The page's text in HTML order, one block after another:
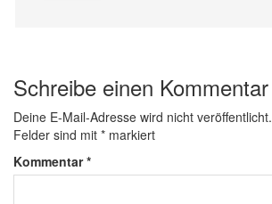
Schreibe einen Kommentar
Deine E-Mail-Adresse wird nicht veröffentlicht.
Felder sind mit * markiert
Kommentar*